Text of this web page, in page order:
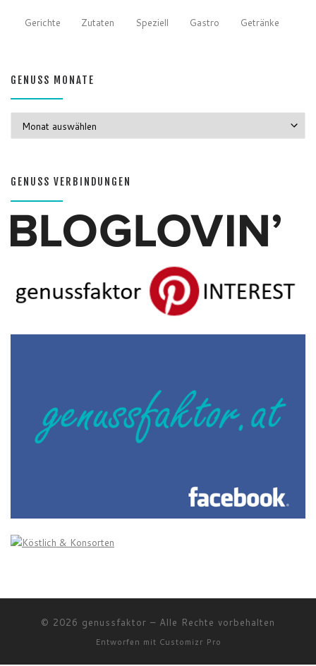
Gerichte Zutaten Speziell Gastro Getränke
GENUSS MONATE
GENUSS VERBINDUNGEN
© 2026 genussfaktor – Alle Rechte vorbehalten
Entworfen mit Customizr Pro